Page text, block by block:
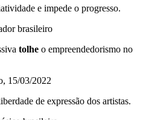
e impede o progresso.
brasileiro
tolhe o empreendedorismo no
15/03/2022
de expressão dos artistas.